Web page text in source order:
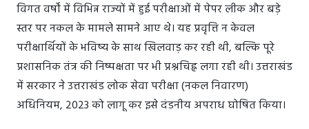
विगत वर्षों में विभिन्न राज्यों में हुई परीक्षाओं में पेपर लीक और बड़े
स्तर पर नकल के मामले सामने आए थे। यह प्रवृत्ति न केवल
परीक्षार्थियों के भविष्य के साथ खिलवाड़ कर रही थी, बल्कि पूरे
प्रशासनिक तंत्र की निष्पक्षता पर भी प्रश्नचिह्न लगा रही थी। उत्तराखंड
में सरकार ने उत्तराखंड लोक सेवा परीक्षा (नकल निवारण)
अधिनियम, 2023 को लागू कर इसे दंडनीय अपराध घोषित किया।